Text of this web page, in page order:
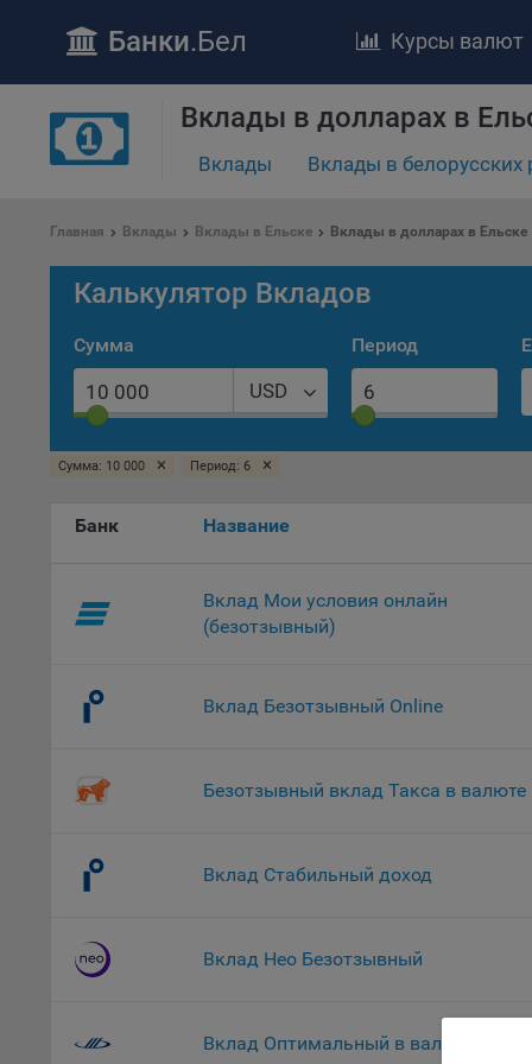
На
Банки.Бел Курсы валют
Вклады в долларах в
Вклады Вклады в белорусских
Главная Вклады Вклады в Ельске Вклады в долларах в Ельске
Калькулятор Вкладов
Сумма
USD
Период
Сумма: 10 000 × Период: 6 ×
Банк Название
Вклад Мои условия онлайн
(безотзывный)
Вклад Безотзывный Online
Безотзывный вклад Такса в валюте
Вклад Стабильный доход
Вклад Нео Безотзывный
Вклад Оптимальный в валюте